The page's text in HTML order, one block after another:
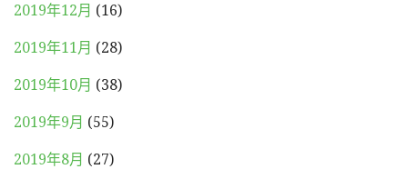
2019年12月 (16)
2019年11月 (28)
2019年10月 (38)
2019年9月 (55)
2019年8月 (27)